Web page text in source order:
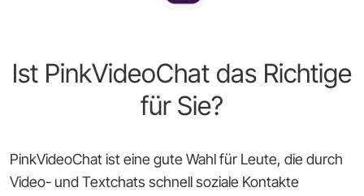
Ist PinkVideoChat das Richtige
für Sie?
PinkVideoChat ist eine gute Wahl für Leute, die durch
Video- und Textchats schnell soziale Kontakte